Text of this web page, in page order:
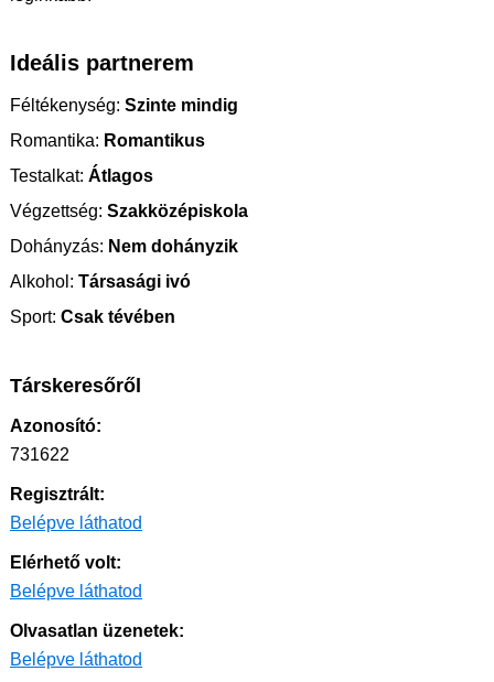
Ideális partnerem
Féltékenység: Szinte mindig
Romantika: Romantikus
Testalkat: Átlagos
Végzettség: Szakközépiskola
Dohányzás: Nem dohányzik
Alkohol: Társasági ivó
Sport: Csak tévében
Társkeresőről
Azonosító:
731622
Regisztrált:
Belépve láthatod
Elérhető volt:
Belépve láthatod
Olvasatlan üzenetek:
Belépve láthatod